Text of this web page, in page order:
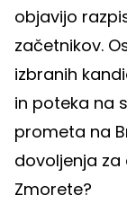
objavijo
začetnikov.
izbranih
in poteka na
prometa na
dovoljenja za
Zmorete?